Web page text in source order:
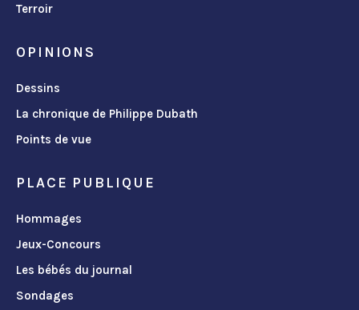
Terroir
OPINIONS
Dessins
La chronique de Philippe Dubath
Points de vue
PLACE PUBLIQUE
Hommages
Jeux-Concours
Les bébés du journal
Sondages